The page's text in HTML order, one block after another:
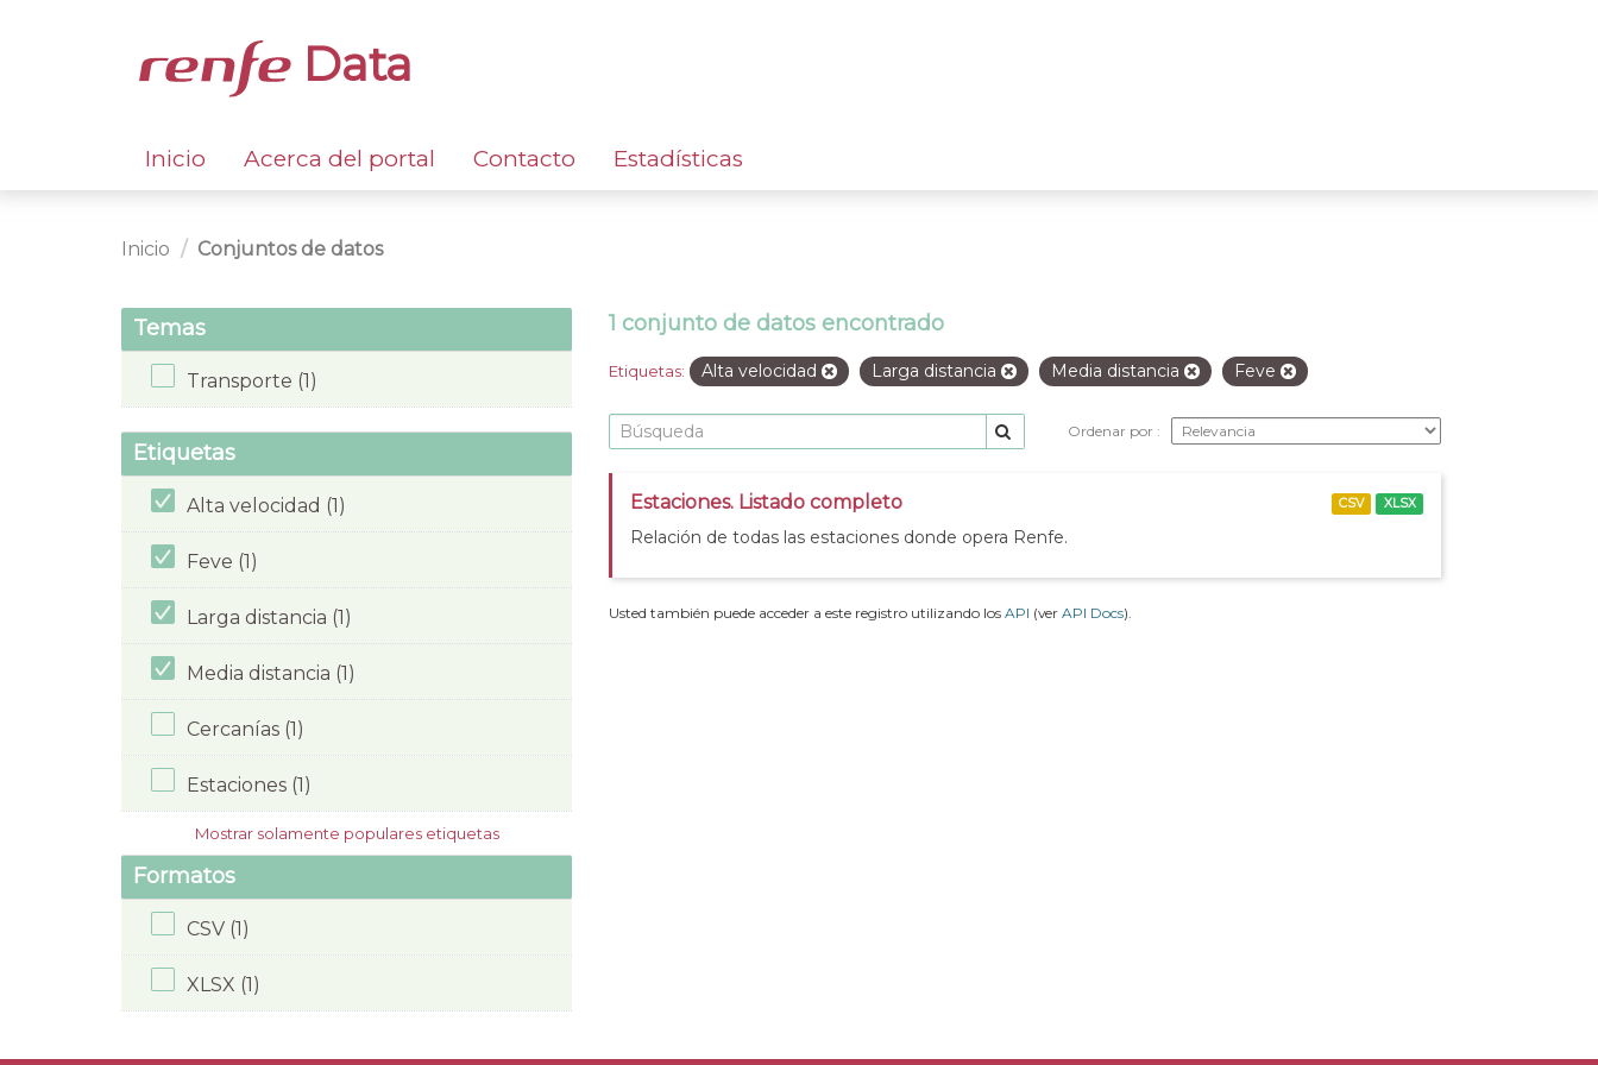
Data
Inicio Acerca del portal Contacto Estadísticas
Inicio Conjuntos de datos
Temas
Transporte (1)
Etiquetas
Alta velocidad (1)
Feve (1)
Larga distancia (1)
Media distancia (1)
Cercanías (1)
Estaciones (1)
Mostrar solamente populares etiquetas
Formatos
CSV (1)
XLSX (1)
1 conjunto de datos encontrado
Etiquetas: Alta velocidad Larga distancia Media distancia Feve
Ordenar por
Estaciones. Listado completo
Relación de todas las estaciones donde opera Renfe.
CSV XLSX
Usted también puede acceder a este registro utilizando los API (ver API Docs).